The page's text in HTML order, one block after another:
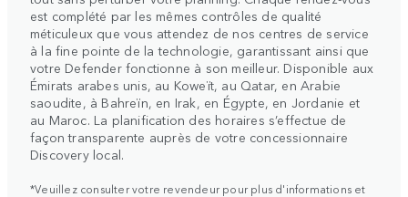
est complété par les mêmes contrôles de qualité
méticuleux que vous attendez de nos centres de service
à la fine pointe de la technologie, garantissant ainsi que
votre Defender fonctionne à son meilleur. Disponible aux
Émirats arabes unis, au Koweït, au Qatar, en Arabie
saoudite, à Bahreïn, en Irak, en Égypte, en Jordanie et
au Maroc. La planification des horaires s’effectue de
façon transparente auprès de votre concessionnaire
Discovery local.
*Veuillez consulter votre revendeur pour plus d'informations et